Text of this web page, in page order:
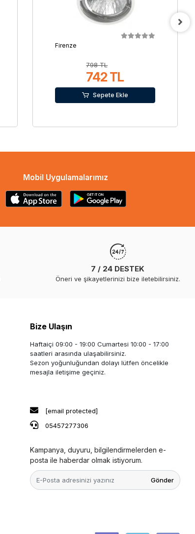
Firenze
798 TL
742 TL
Sepete Ekle
Mobil Uygulamalarımız
7 / 24 DESTEK
Öneri ve şikayetlerinizi bize iletebilirsiniz.
Bize Ulaşın
Haftaiçi 09:00 - 19:00 Cumartesi 10:00 - 17:00
saatleri arasında ulaşabilirsiniz.
Sezon yoğunluğundan dolayı lütfen öncelikle
mesajla iletişime geçiniz.
[email protected]
05457277306
Kampanya, duyuru, bilgilendirmelerden e-
posta ile haberdar olmak istiyorum.
Gönder